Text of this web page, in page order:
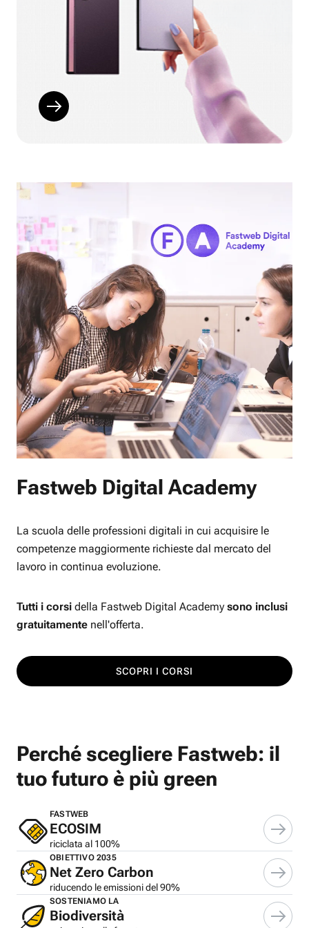
Fastweb Digital Academy
La scuola delle professioni digitali in cui acquisire le
competenze maggiormente richieste dal mercato del
lavoro in continua evoluzione.
Tutti i corsi della Fastweb Digital Academy sono inclusi
gratuitamente nell'offerta.
SCOPRI I CORSI
Perché scegliere Fastweb: il
tuo futuro è più green
FASTWEB
ECOSIM
riciclata al 100%
OBIETTIVO 2035
Net Zero Carbon
riducendo le emissioni del 90%
SOSTENIAMO LA
Biodiversità